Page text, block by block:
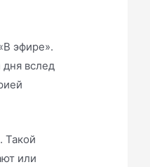
эфире».
вслед
Такой
или